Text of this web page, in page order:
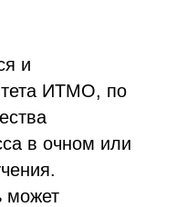
и
ИТМО, по
в очном или
может